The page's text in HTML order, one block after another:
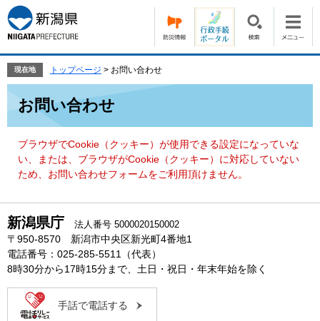
ー
ジ
の
頭
す。
ニ
ュ
ー
飛
て
現在地 トップページ > お問い合わせ
お問い合わせ
ブラウザでCookie（クッキー）が使用できる設定になっていな
い、または、ブラウザがCookie（クッキー）に対応していない
ため、お問い合わせフォームをご利用頂けません。
新潟県庁 法人番号 5000020150002
〒950-8570 新潟市中央区新光町4番地1
電話番号：025-285-5511（代表）
8時30分から17時15分まで、土日・祝日・年末年始を除く
手話で電話する